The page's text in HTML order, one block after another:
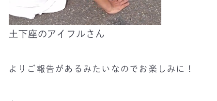
土下座のアイフルさん
よりご報告があるみたいなのでお楽しみに！